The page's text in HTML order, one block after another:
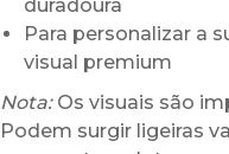
duradoura
Para personalizar a
visual premium
Nota:Os visuais são
Podem surgir ligeiras